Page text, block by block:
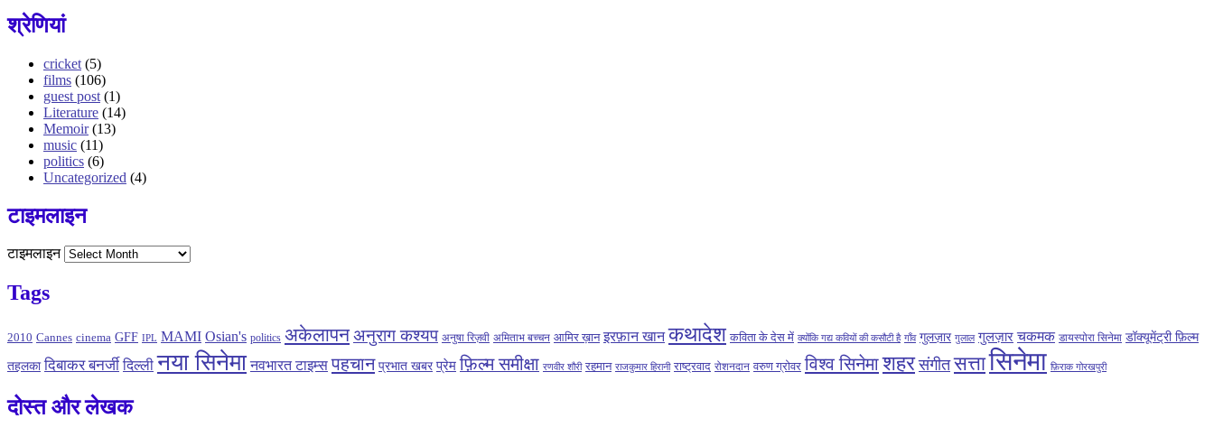
श्रेणियां
cricket (5)
films (106)
guest post (1)
Literature (14)
Memoir(13)
music (11)
politics (6)
Uncategorized (4)
टाइमलाइन
टाइमलाइन
Tags
2010 Cannes cinema GFF IPL MAMI Osian's politics अकेलापनअनुराग कश्यप अनुषा रिज़वी अमिताभ बच्चन आमिर ख़ान इरफ़ान खान कथादेश कविता के देस में क्योंकि गद्य कवियों की कसौटी है गाँव गुलज़ार गुलाल गुलज़ार चकमक डायस्पोरा सिनेमा डॉक्यूमेंट्री फ़िल्म
तहलका दिबाकर बनर्जी दिल्ली नया सिनेमा नवभारत टाइम्स पहचान प्रभात खबर प्रेम फ़िल्म समीक्षा रणवीर शौरी रहमान राजकुमार हिरानी राष्ट्रवाद रोशनदान वरुण ग्रोवर विश्व सिनेमाशहर संगीत सत्तासिनेमा फ़िराक गोरखपुरी
दोस्त और लेखक